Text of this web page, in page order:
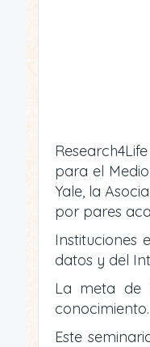
para el
Yale, la
por pares
Instituciones
datos y del
La meta de
conocimiento.
Este